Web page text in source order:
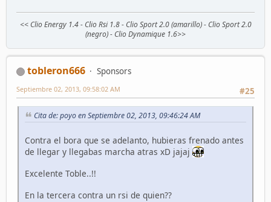
<< Clio Energy 1.4 - Clio Rsi 1.8 - Clio Sport 2.0 (amarillo) - Clio Sport 2.0
(negro) - Clio Dynamique 1.6>>
tobleron666
Sponsors
#25
Septiembre 02, 2013, 09:58:02 AM
Cita de: poyo en Septiembre 02, 2013, 09:46:24 AM
Contra el bora que se adelanto, hubieras frenado antes
de llegar y llegabas marcha atras xD jajaj
Excelente Toble..!!
En la tercera contra un rsi de quien??